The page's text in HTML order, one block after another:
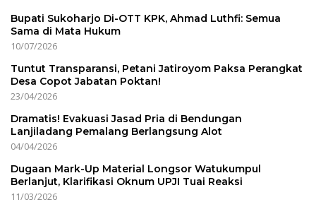
Bupati Sukoharjo Di-OTT KPK, Ahmad Luthfi: Semua
Sama di Mata Hukum
10/07/2026
Tuntut Transparansi, Petani Jatiroyom Paksa Perangkat
Desa Copot Jabatan Poktan!
23/04/2026
Dramatis! Evakuasi Jasad Pria di Bendungan
Lanjiladang Pemalang Berlangsung Alot
04/04/2026
Dugaan Mark-Up Material Longsor Watukumpul
Berlanjut, Klarifikasi Oknum UPJI Tuai Reaksi
11/03/2026